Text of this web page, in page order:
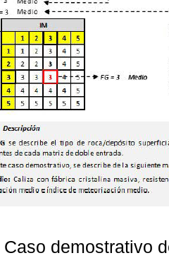
Caso demostrativo